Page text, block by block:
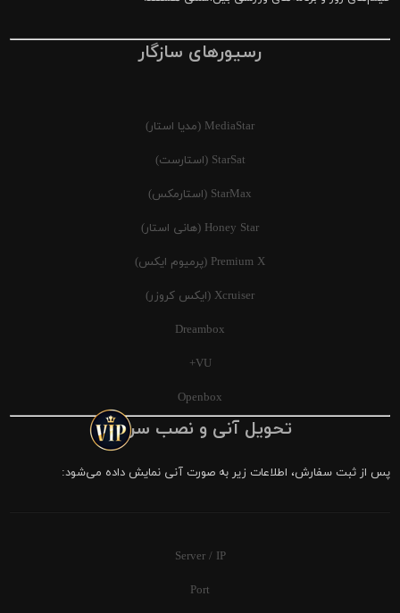
رسیورهای سازگار
MediaStar (مدیا استار)
StarSat (استارست)
StarMax (استارمکس)
Honey Star (هانی استار)
Premium X (پرمیوم ایکس)
Xcruiser (ایکس کروزر)
Dreambox
VU+
Openbox
تحویل آنی و نصب سریع
پس از ثبت سفارش، اطلاعات زیر به صورت آنی نمایش داده می‌شود:
Server / IP
Port